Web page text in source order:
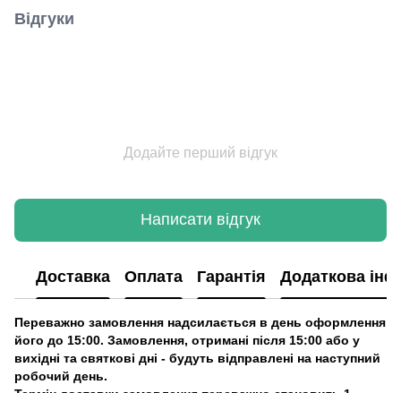
Відгуки
Додайте перший відгук
Написати відгук
Доставка Оплата Гарантія Додаткова
Переважно замовлення надсилається в день оформлення
його до 15:00. Замовлення, отримані після 15:00 або у
вихідні та святкові дні - будуть відправлені на наступний
робочий день.